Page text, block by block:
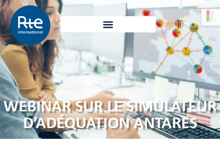
FR | EN
WEBINAR SUR LE SIMULATEUR
D’ADÉQUATION ANTARES